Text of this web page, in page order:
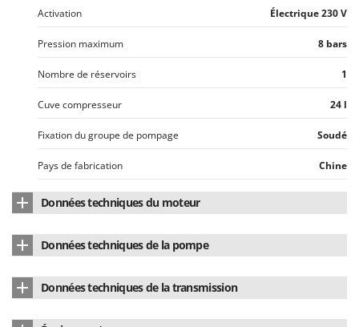
Yard Force
Zanon
Zephir
ZGrills
Zodiac
Zomax
Activation Électrique 230 V
Pression maximum 8 bars
Nombre de réservoirs 1
Cuve compresseur 24 l
Fixation du groupe de pompage Soudé
Pays de fabrication Chine
Données techniques du moteur
Puissance nominale 1.3 HP
Insonorisé
Alimentation Électrique 220 V
Données techniques de la pompe
Modèle 150/8/24
Données techniques de la transmission